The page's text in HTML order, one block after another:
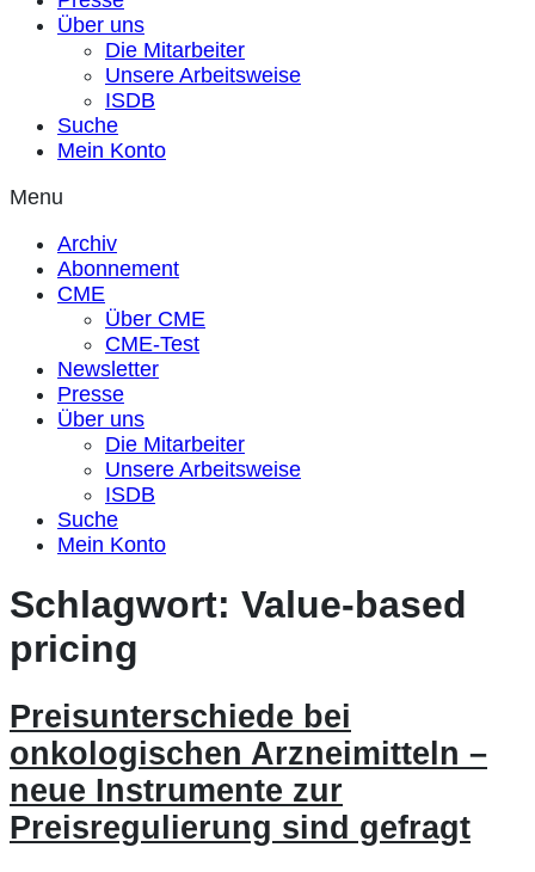
Über uns
Die Mitarbeiter
Unsere Arbeitsweise
ISDB
Suche
Mein Konto
Menu
Archiv
Abonnement
CME
Über CME
CME-Test
Newsletter
Presse
Über uns
Die Mitarbeiter
Unsere Arbeitsweise
ISDB
Suche
Mein Konto
Schlagwort: Value-based
pricing
Preisunterschiede bei
onkologischen Arzneimitteln –
neue Instrumente zur
Preisregulierung sind gefragt